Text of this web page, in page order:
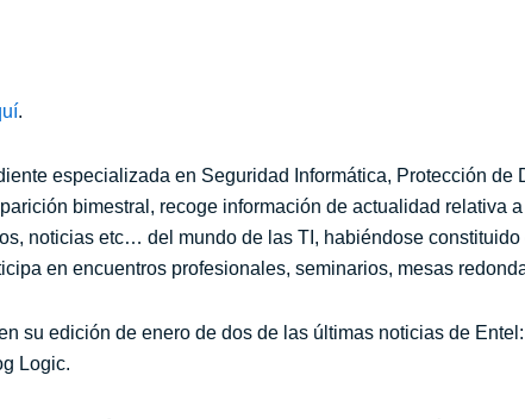
.
especializada en Seguridad Informática, Protección de
bimestral, recoge información de actualidad relativa
noticias etc… del mundo de las TI, habiéndose
en encuentros profesionales, seminarios, mesas
su edición de enero de dos de las últimas noticias de
Logic.